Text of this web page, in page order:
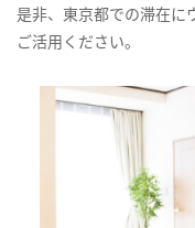
是非、東京都での滞在に
ご活用ください。